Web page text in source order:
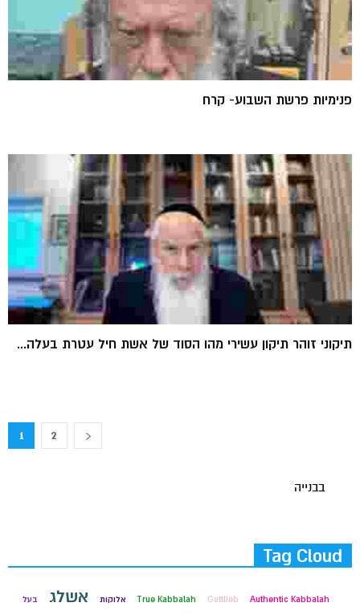
פנימיות פרשת השבוע- קרח
תיקוני זוהר תיקון עשירי מהו הסוד של אשת חיל עטרת בעלה...
1 2
בבנייה
Tag Cloud
Authentic Kabbalah
Gottlieb
True Kabbalah אלוקות אשלג בעל